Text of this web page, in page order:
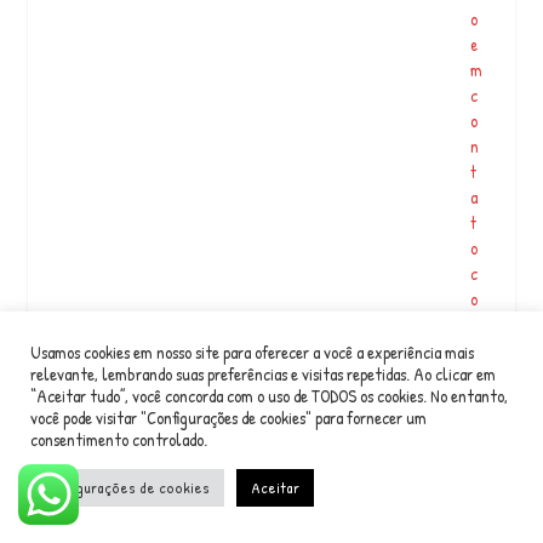
o
e
m
c
o
n
t
a
t
o
c
o
…
Usamos cookies em nosso site para oferecer a você a experiência mais
relevante, lembrando suas preferências e visitas repetidas. Ao clicar em
“Aceitar tudo”, você concorda com o uso de TODOS os cookies. No entanto,
você pode visitar "Configurações de cookies" para fornecer um
consentimento controlado.
Configurações de cookies Aceitar